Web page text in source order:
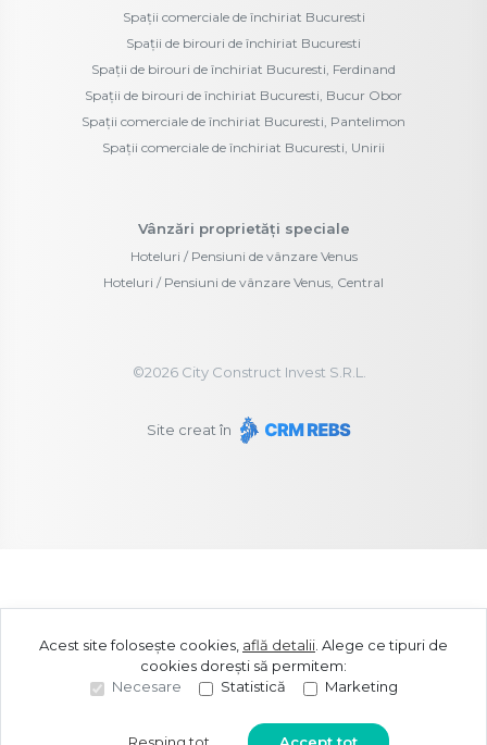
Spații comerciale de închiriat Bucuresti
Spații de birouri de închiriat Bucuresti
Spații de birouri de închiriat Bucuresti, Ferdinand
Spații de birouri de închiriat Bucuresti, Bucur Obor
Spații comerciale de închiriat Bucuresti, Pantelimon
Spații comerciale de închiriat Bucuresti, Unirii
Vânzări proprietăți speciale
Hoteluri / Pensiuni de vânzare Venus
Hoteluri / Pensiuni de vânzare Venus, Central
©2026City Construct Invest S.R.L.
Site creat în
Acest site folosește cookies, află detalii Alege ce tipuri de
cookies dorești să permitem:
Necesare
Statistică Marketing
Resping tot